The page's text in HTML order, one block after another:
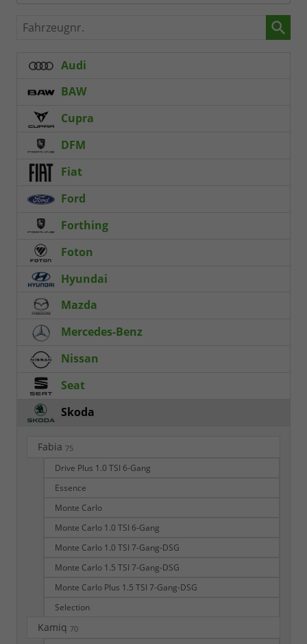
Fahrzeugnr.
Audi
BAW
Cupra
DFM
Fiat
Ford
Forthing
Foton
Hyundai
Mazda
Mercedes-Benz
Nissan
Seat
Skoda
Fabia 75
Drive Plus 1.0 TSI 6-Gang
Essence
Monte Carlo
Monte Carlo 1.0 TSI 6-Gang
Monte Carlo 1.0 TSI 7-Gang-DSG
Monte Carlo 1.5 TSI 7-Gang-DSG
Monte Carlo Plus 1.5 TSI 7-Gang-DSG
Selection
Kamiq 70